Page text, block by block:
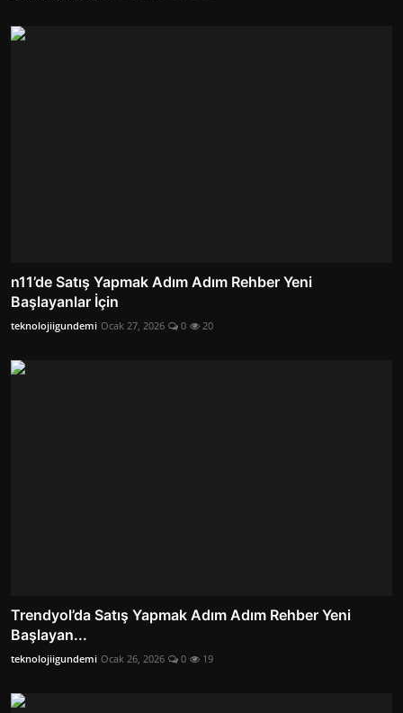
n11’de Satış Yapmak Adım Adım Rehber Yeni
Başlayanlar İçin
teknolojiigundemi Ocak 27, 2026 0 20
Trendyol’da Satış Yapmak Adım Adım Rehber Yeni
Başlayan...
teknolojiigundemi Ocak 26, 2026 0 19